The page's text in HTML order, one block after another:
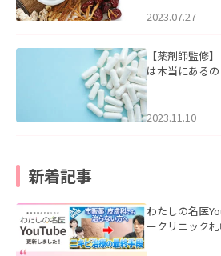
2023.07.27
【薬剤師監修
は本当にあるの
2023.11.10
新着記事
わたしの名医
ークリニック